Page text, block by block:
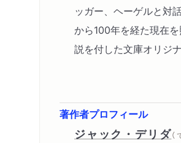
ッガー、ヘーゲルと対
から100年を経た現在
説を付した文庫オリジナ
著作者プロフィール
ジャック・デリダ（